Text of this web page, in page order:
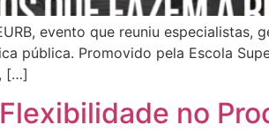
evento que reuniu especialistas,
pública. Promovido pela Escola
[…]
no